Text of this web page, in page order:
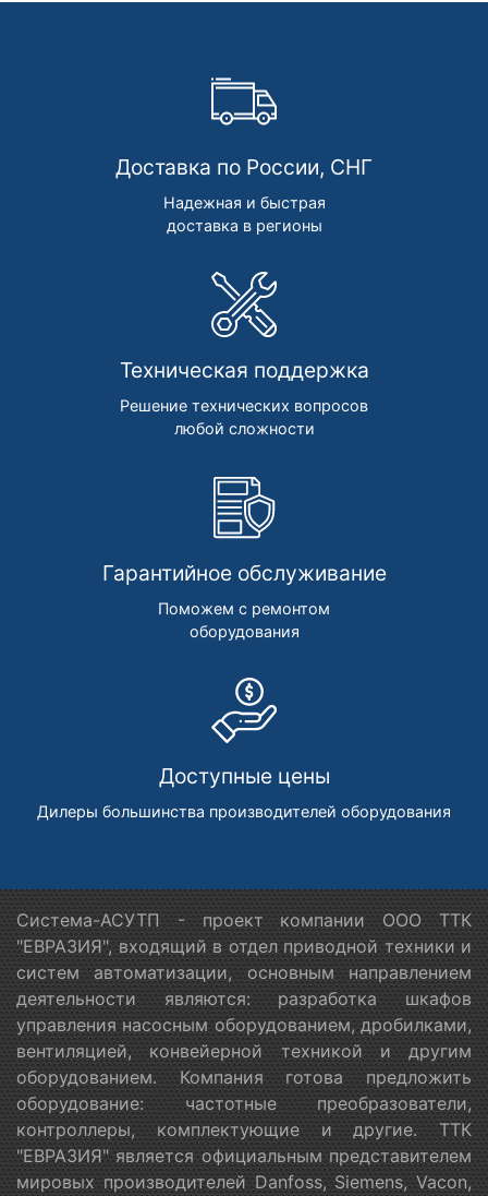
Доставка по России, СНГ
Надежная и быстрая
доставка в регионы
Техническая поддержка
Решение технических вопросов
любой сложности
Гарантийное обслуживание
Поможем с ремонтом
оборудования
Доступные цены
Дилеры большинства производителей оборудования
Система-АСУТП - проект компании ООО ТТК
"ЕВРАЗИЯ", входящий в отдел приводной техники и
систем автоматизации, основным направлением
деятельности являются: разработка шкафов
управления насосным оборудованием, дробилками,
вентиляцией, конвейерной техникой и другим
оборудованием. Компания готова предложить
оборудование: частотные преобразователи,
контроллеры, комплектующие и другие. ТТК
"ЕВРАЗИЯ" является официальным представителем
мировых производителей Danfoss, Siemens, Vacon,